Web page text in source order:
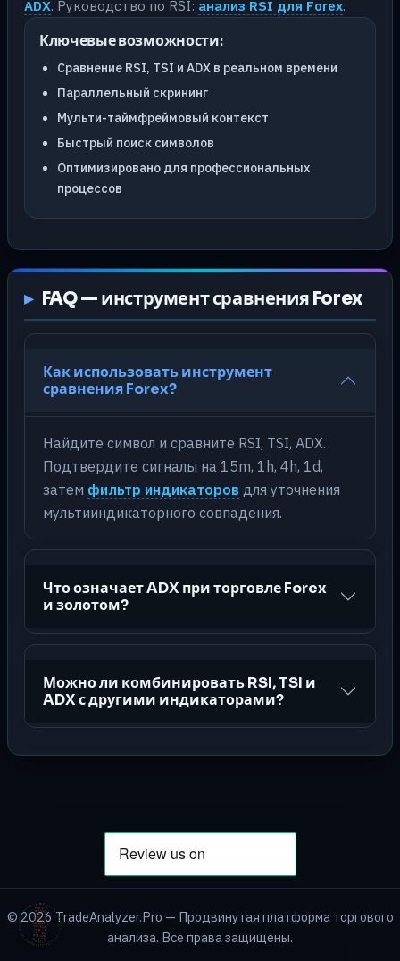
ADX. Руководство по RSI: анализ RSI для Forex.
Ключевые возможности:
Сравнение RSI, TSI и ADX в реальном времени
Параллельный скрининг
Мульти-таймфреймовый контекст
Быстрый поиск символов
Оптимизировано для профессиональных
процессов
FAQ — инструмент сравнения Forex
Как использовать инструмент
сравнения Forex?
Найдите символ и сравните RSI, TSI, ADX.
Подтвердите сигналы на 15m, 1h, 4h, 1d,
затем фильтр индикаторов для уточнения
мультииндикаторного совпадения.
Что означает ADX при торговле Forex
и золотом?
Можно ли комбинировать RSI, TSI и
ADX с другими индикаторами?
© 2026 TradeAnalyzer.Pro — Продвинутая платформа торгового
анализа. Все права защищены.